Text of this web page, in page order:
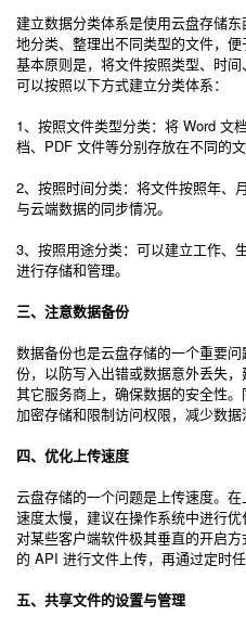
建立数据分类体系是使用云盘存储
地分类、整理出不同类型的文件，
基本原则是，将文件按照类型、时间
可以按照以下方式建立分类体系：
1、按照文件类型分类：将 Word 文
档、PDF 文件等分别存放在不同的文
2、按照时间分类：将文件按照年、
与云端数据的同步情况。
3、按照用途分类：可以建立工作、
进行存储和管理。
三、注意数据备份
数据备份也是云盘存储的一个重要
份，以防写入出错或数据意外丢失
其它服务商上，确保数据的安全性
加密存储和限制访问权限，减少数据
四、优化上传速度
云盘存储的一个问题是上传速度。
速度太慢，建议在操作系统中进行
对某些客户端软件极其垂直的开启
的 API 进行文件上传，再通过定时
五、共享文件的设置与管理